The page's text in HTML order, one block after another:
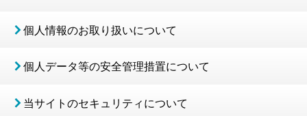
個人情報のお取り扱いについて
個人データ等の安全管理措置について
当サイトのセキュリティについて